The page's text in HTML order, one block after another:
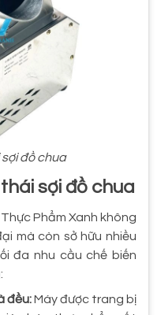
đồ chua
sợi đồ chua
Phẩm Xanh không
mà còn sở hữu nhiều
đa nhu cầu chế biến
đều:Máy được trang bị